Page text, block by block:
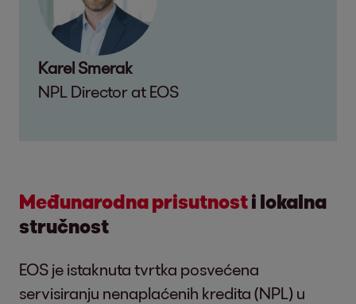
Karel Smerak
NPL Director at EOS
Međunarodna prisutnosti lokalna
stručnost
EOS je istaknuta tvrtka posvećena
servisiranju nenaplaćenih kredita (NPL) u